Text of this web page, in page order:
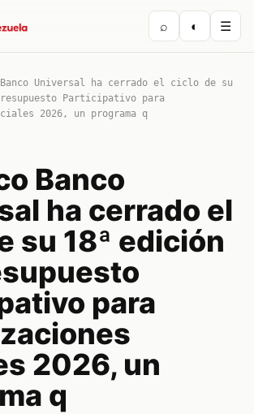
⌕ ◐ ☰
Banco Universal ha cerrado el ciclo de su
Participativo para
2026, un programa q
Banco
ha cerrado el
su 18ª edición
para
2026, un
q